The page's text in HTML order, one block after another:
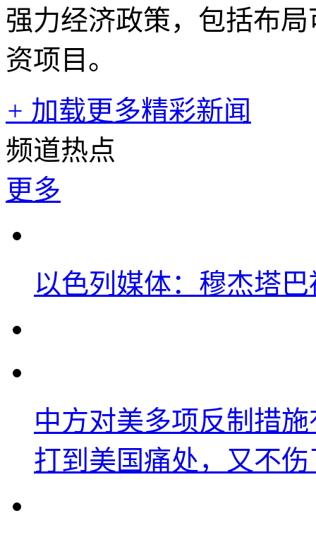
强力经济政策，包括布
资项目。
+ 加载更多精彩新闻
频道热点
更多
以色列媒体：穆杰塔
中方对美多项反制措
打到美国痛处，又不